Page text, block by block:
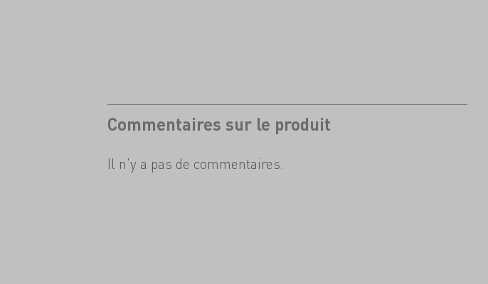
Commentaires sur le produit
Il n'y a pas de commentaires.